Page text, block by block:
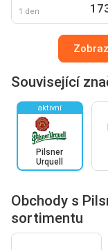
1 den
Související
aktivní
Pilsner
Urquell
Obchody s
sortimentu